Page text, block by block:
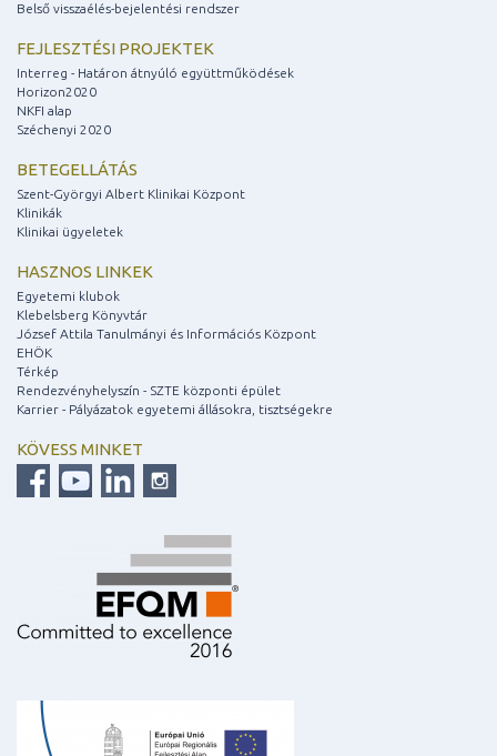
Belső visszaélés-bejelentési rendszer
FEJLESZTÉSI PROJEKTEK
Interreg - Határon átnyúló együttműködések
Horizon2020
NKFI alap
Széchenyi 2020
BETEGELLÁTÁS
Szent-Györgyi Albert Klinikai Központ
Klinikák
Klinikai ügyeletek
HASZNOS LINKEK
Egyetemi klubok
Klebelsberg Könyvtár
József Attila Tanulmányi és Információs Központ
EHÖK
Térkép
Rendezvényhelyszín - SZTE központi épület
Karrier - Pályázatok egyetemi állásokra, tisztségekre
KÖVESS MINKET